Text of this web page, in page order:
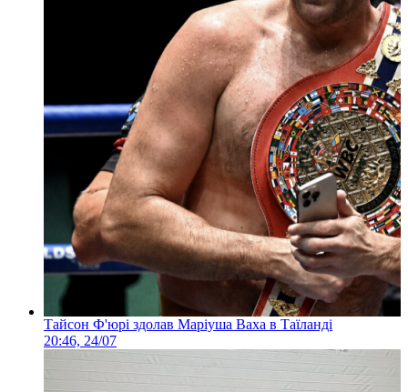
Тайсон Ф'юрі здолав Маріуша Ваха в Таїланді
20:46, 24/07